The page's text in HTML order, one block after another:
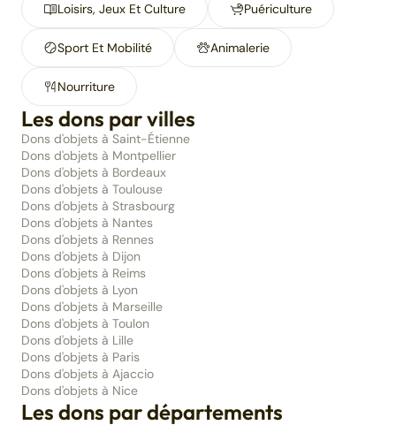
Loisirs, Jeux Et Culture Puériculture
Sport Et Mobilité Animalerie
Nourriture
Les dons par villes
Dons d'objets à Saint-Étienne
Dons d'objets à Montpellier
Dons d'objets à Bordeaux
Dons d'objets à Toulouse
Dons d'objets à Strasbourg
Dons d'objets à Nantes
Dons d'objets à Rennes
Dons d'objets à Dijon
Dons d'objets à Reims
Dons d'objets à Lyon
Dons d'objets à Marseille
Dons d'objets à Toulon
Dons d'objets à Lille
Dons d'objets à Paris
Dons d'objets à Ajaccio
Dons d'objets à Nice
Les dons par départements